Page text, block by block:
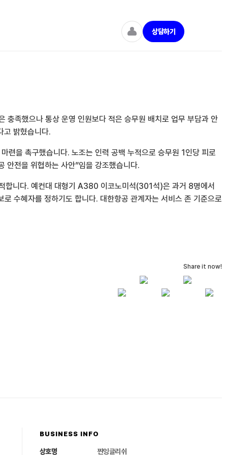
상담하기
충족했으나 통상 운영 인원보다 적은 승무원 배치로 업무 부담과 안
고 밝혔습니다.
련을 촉구했습니다. 노조는 인력 공백 누적으로 승무원 1인당 피로
안전을 위협하는 사안”임을 강조했습니다.
합니다. 예컨대 대형기 A380 이코노미석(301석)은 과거 8명에서
수혜자를 정하기도 합니다. 대한항공 관계자는 서비스 존 기준으로
Share it now!
BUSINESS INFO
상호명 찐잉글리쉬